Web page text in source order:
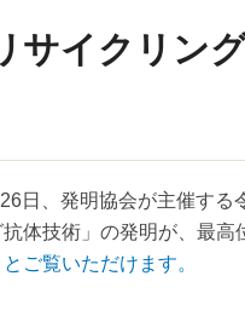
サイクリン
日、発明協会が主催する
体技術」の発明が、最
ご覧いただけます。